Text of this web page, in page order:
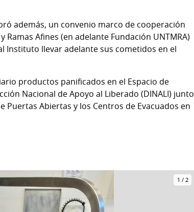
además, un convenio marco de cooperación
Afines (en adelante Fundación UNTMRA)
Instituto llevar adelante sus cometidos en el
productos panificados en el Espacio de
Nacional de Apoyo al Liberado (DINALI) junto
Puertas Abiertas y los Centros de Evacuados en
1 / 2